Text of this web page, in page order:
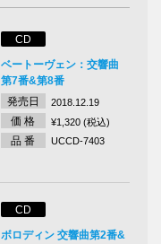
CD
ベートーヴェン：交響曲
第7番&第8番
発売日
2018.12.19
価 格 ¥1,320 (税込)
品 番 UCCD-7403
CD
ボロディン 交響曲第2番&